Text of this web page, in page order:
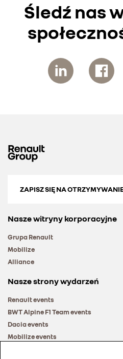
Śledź nas
ZAPISZ SIĘ NA
Nasze witryny korporacyjne
Grupa Renault
Mobilize
Alliance
Nasze strony wydarzeń
Renault events
BWT Alpine F1 Team events
Dacia events
Mobilize events